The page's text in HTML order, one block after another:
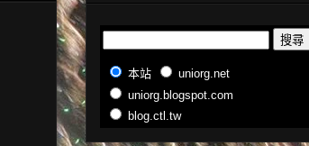
本站
uniorg.net
uniorg.blogspot.com
blog.ctl.tw